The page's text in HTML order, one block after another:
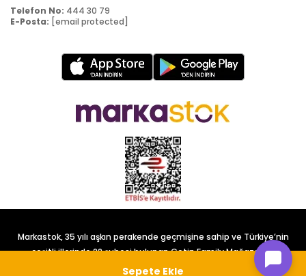
Telefon No: 444 30 79
E-Posta: [email protected]
Markastok, 35 yılı aşkın perakende geçmişine sahip ve Türkiye’nin
çeşitli illerinde 22 şubesi bulunan Çetin Family Mağazacılık
tarafından kurulmuştur.